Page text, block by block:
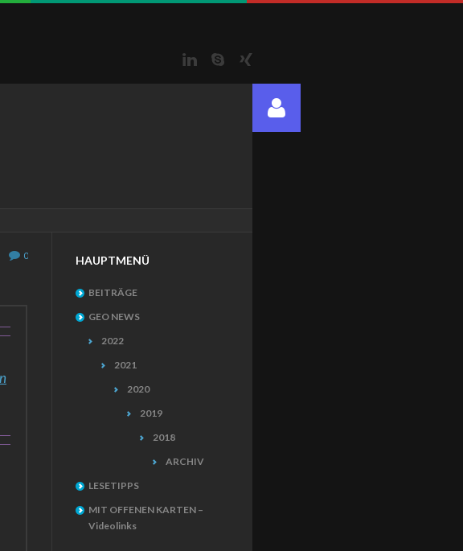
LinkedInSkype
0 HAUPTMENÜ
BEITRÄGE
GEO NEWS
2022
2021
2020
2019
2018
ARCHIV
LESETIPPS
MIT OFFENEN KARTEN –
Videolinks